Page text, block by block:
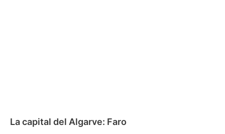
La capital del Algarve: Faro